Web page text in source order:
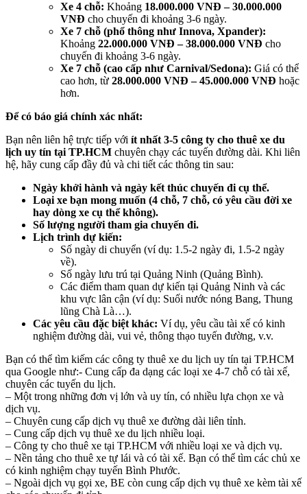
Xe 4 chỗ: Khoảng 18.000.000 VNĐ – 30.000.000
VNĐ cho chuyến đi khoảng 3-6 ngày.
Xe 7 chỗ (phổ thông như Innova, Xpander):
Khoảng 22.000.000 VNĐ – 38.000.000 VNĐ cho
chuyến đi khoảng 3-6 ngày.
Xe 7 chỗ (cao cấp như Carnival/Sedona): Giá có thể
cao hơn, từ 28.000.000 VNĐ – 45.000.000 VNĐ hoặc
hơn.
Để có báo giá chính xác nhất:
Bạn nên liên hệ trực tiếp với ít nhất 3-5 công ty cho thuê xe du
lịch uy tín tại TP.HCM chuyên chạy các tuyến đường dài. Khi liên
hệ, hãy cung cấp đầy đủ và chi tiết các thông tin sau:
Ngày khởi hành và ngày kết thúc chuyến đi cụ thể.
Loại xe bạn mong muốn (4 chỗ, 7 chỗ, có yêu cầu đời xe
hay dòng xe cụ thể không).
Số lượng người tham gia chuyến đi.
Lịch trình dự kiến:
Số ngày di chuyển (ví dụ: 1.5-2 ngày đi, 1.5-2 ngày
về).
Số ngày lưu trú tại Quảng Ninh (Quảng Bình).
Các điểm tham quan dự kiến tại Quảng Ninh và các
khu vực lân cận (ví dụ: Suối nước nóng Bang, Thung
lũng Chà Là…).
Các yêu cầu đặc biệt khác: Ví dụ, yêu cầu tài xế có kinh
nghiệm đường dài, vui vẻ, thông thạo tuyến đường, v.v.
Bạn có thể tìm kiếm các công ty thuê xe du lịch uy tín tại TP.HCM
qua Google như:- Cung cấp đa dạng các loại xe 4-7 chỗ có tài xế,
chuyên các tuyến du lịch.
– Một trong những đơn vị lớn và uy tín, có nhiều lựa chọn xe và
dịch vụ.
– Chuyên cung cấp dịch vụ thuê xe đường dài liên tỉnh.
– Cung cấp dịch vụ thuê xe du lịch nhiều loại.
– Công ty cho thuê xe tại TP.HCM với nhiều loại xe và dịch vụ.
– Nền tảng cho thuê xe tự lái và có tài xế. Bạn có thể tìm các chủ xe
có kinh nghiệm chạy tuyến Bình Phước.
– Ngoài dịch vụ gọi xe, BE còn cung cấp dịch vụ thuê xe kèm tài xế